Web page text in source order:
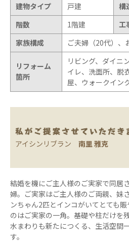
建物タイプ
戸建 構
階数
1階建 工
家族構成
ご夫婦（20代）、
リフォーム
箇所
リビング、ダイニ
イレ、洗面所、脱
屋、ウォークイン
アイシンリブラン 南里 雅克
結婚を機にご主人様のご実家で同居
婦。ご実家はご主人様のご両親、妹
ンちゃん2匹とインコがいてとても
のはご実家の一角。基礎や柱だけを
水まわりも新たにつくる、生活空間
す。